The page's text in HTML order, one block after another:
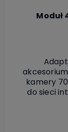
Moduł
kamery
do sieci